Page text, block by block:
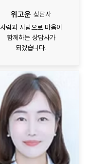
위고운 상담사
사람과 사람으로 마음이
함께하는 상담사가
되겠습니다.